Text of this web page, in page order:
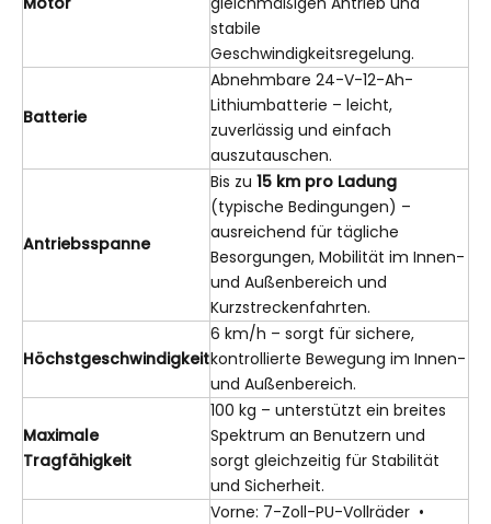
stabile
Geschwindigkeitsregelung.
Batterie
Abnehmbare 24-V-12-Ah-
Lithiumbatterie – leicht,
zuverlässig und einfach
auszutauschen.
Antriebsspanne
Bis zu 15 km pro Ladung
(typische Bedingungen) –
ausreichend für tägliche
Besorgungen, Mobilität im Innen-
und Außenbereich und
Kurzstreckenfahrten.
Höchstgeschwindigkeit
6 km/h – sorgt für sichere,
kontrollierte Bewegung im Innen-
und Außenbereich.
Maximale
Tragfähigkeit
100 kg – unterstützt ein breites
Spektrum an Benutzern und
sorgt gleichzeitig für Stabilität
und Sicherheit.
Vorne: 7-Zoll-PU-Vollräder •